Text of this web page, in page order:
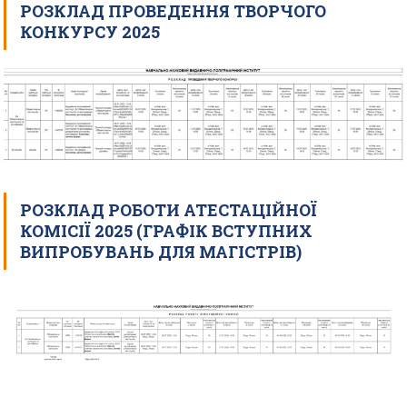
РОЗКЛАД ПРОВЕДЕННЯ ТВОРЧОГО
КОНКУРСУ 2025
РОЗКЛАД РОБОТИ АТЕСТАЦІЙНОЇ
КОМІСІЇ 2025 (ГРАФІК ВСТУПНИХ
ВИПРОБУВАНЬ ДЛЯ МАГІСТРІВ)